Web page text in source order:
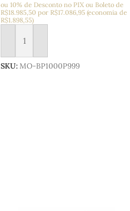
ou 10% de Desconto no PIX ou Boleto de
R$18.985,50 por R$17.086,95 (economia de
R$1.898,55)
Adicionar ao carrinho
SKU:MO-BP1000P999